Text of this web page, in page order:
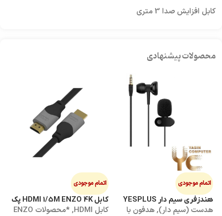
کابل افزایش صدا 3 متری
محصولات پیشنهادی
اتمام موجودی
هندزفری سیم دار YESPLUS
YS-113
هدست (سیم دار),هدفون با
اتمام موجودی
کابل HDMI 1/5M ENZO 4K پک
طلقی
کابل HDMI ,
*محصولات ENZO